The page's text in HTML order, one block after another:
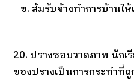
ข. ส้มรับจ้างทำการบ้านใ
20. ปรางชอบวาดภาพ นักเ
ของปรางเป็นการกระทำที่